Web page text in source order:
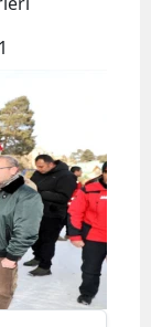
Bilecik
Bitlis
Bolu
Burdur
Bursa
Çanakkale